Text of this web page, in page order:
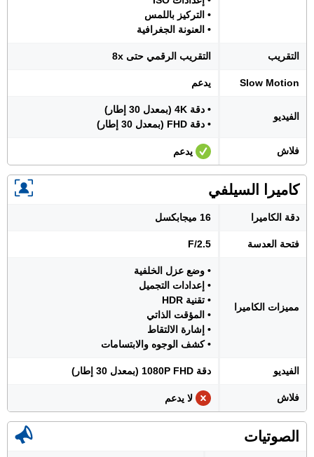
• التركيز باللمس
• العنونة الجغرافية
التقريب التقريب الرقمي حتى 8x
Slow Motion يدعم
الفيديو
• دقة 4K (بمعدل 30 إطار)
• دقة FHD (بمعدل 30 إطار)
فلاش يدعم
كاميرا السيلفي
دقة الكاميرا 16 ميجابكسل
فتحة العدسة F/2.5
مميزات الكاميرا
• وضع عزل الخلفية
• إعدادات التجميل
• تقنية HDR
• المؤقت الذاتي
• إشارة الالتقاط
• كشف الوجوه والابتسامات
الفيديو دقة 1080P FHD (بمعدل 30 إطار)
فلاش لا يدعم
الصوتيات